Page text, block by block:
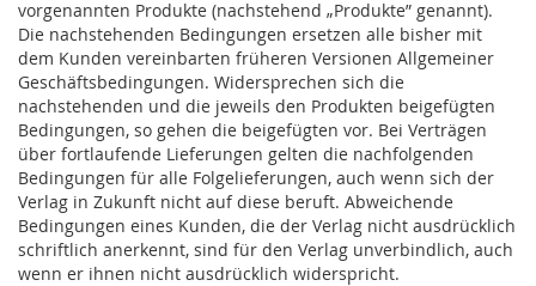
vorgenannten Produkte (nachstehend „Produkte” genannt).
Die nachstehenden Bedingungen ersetzen alle bisher mit
dem Kunden vereinbarten früheren Versionen Allgemeiner
Geschäftsbedingungen. Widersprechen sich die
nachstehenden und die jeweils den Produkten beigefügten
Bedingungen, so gehen die beigefügten vor. Bei Verträgen
über fortlaufende Lieferungen gelten die nachfolgenden
Bedingungen für alle Folgelieferungen, auch wenn sich der
Verlag in Zukunft nicht auf diese beruft. Abweichende
Bedingungen eines Kunden, die der Verlag nicht ausdrücklich
schriftlich anerkennt, sind für den Verlag unverbindlich, auch
wenn er ihnen nicht ausdrücklich widerspricht.